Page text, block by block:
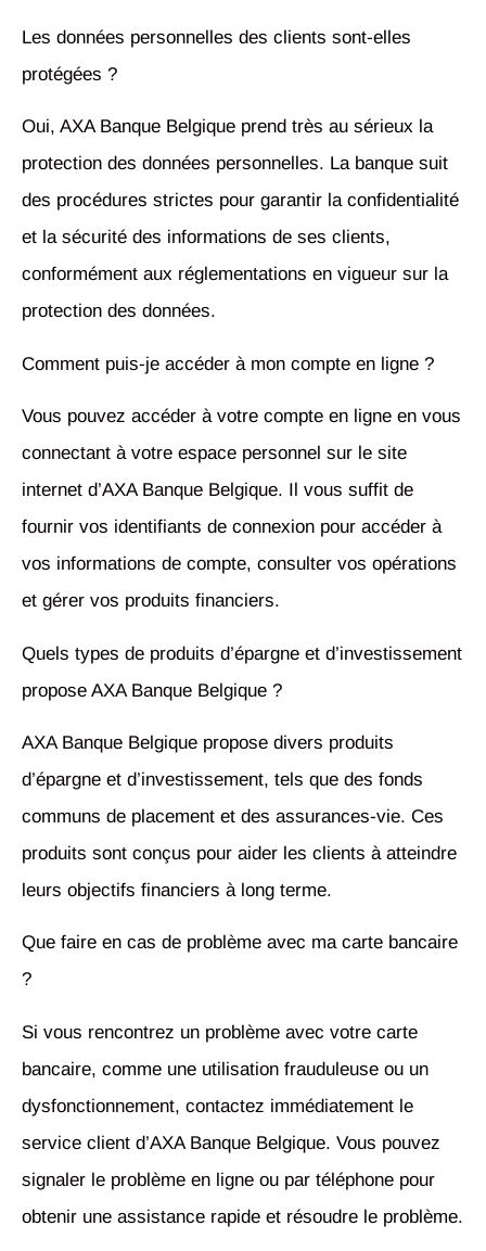
Les données personnelles des clients sont-elles
protégées ?
Oui, AXA Banque Belgique prend très au sérieux la
protection des données personnelles. La banque suit
des procédures strictes pour garantir la confidentialité
et la sécurité des informations de ses clients,
conformément aux réglementations en vigueur sur la
protection des données.
Comment puis-je accéder à mon compte en ligne ?
Vous pouvez accéder à votre compte en ligne en vous
connectant à votre espace personnel sur le site
internet d’AXA Banque Belgique. Il vous suffit de
fournir vos identifiants de connexion pour accéder à
vos informations de compte, consulter vos opérations
et gérer vos produits financiers.
Quels types de produits d’épargne et d’investissement
propose AXA Banque Belgique ?
AXA Banque Belgique propose divers produits
d’épargne et d’investissement, tels que des fonds
communs de placement et des assurances-vie. Ces
produits sont conçus pour aider les clients à atteindre
leurs objectifs financiers à long terme.
Que faire en cas de problème avec ma carte bancaire
?
Si vous rencontrez un problème avec votre carte
bancaire, comme une utilisation frauduleuse ou un
dysfonctionnement, contactez immédiatement le
service client d’AXA Banque Belgique. Vous pouvez
signaler le problème en ligne ou par téléphone pour
obtenir une assistance rapide et résoudre le problème.